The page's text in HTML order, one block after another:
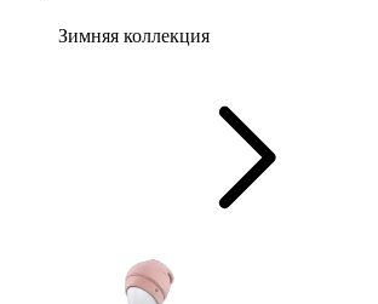
Зимняя коллекция